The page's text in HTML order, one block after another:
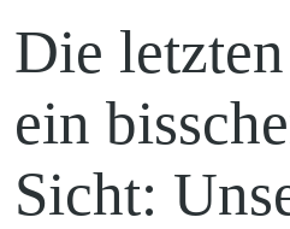
Die
ein
Sicht: